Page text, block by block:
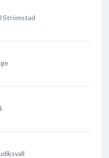
Strömstad